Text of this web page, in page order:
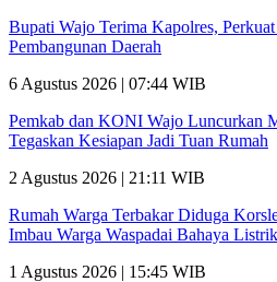
Bupati Wajo Terima Kapolres,
Pembangunan Daerah
6 Agustus 2026 | 07:44 WIB
Pemkab dan KONI Wajo Luncurkan
Tegaskan Kesiapan Jadi Tuan Rumah
2 Agustus 2026 | 21:11 WIB
Rumah Warga Terbakar Diduga
Imbau Warga Waspadai Bahaya Listrik
1 Agustus 2026 | 15:45 WIB